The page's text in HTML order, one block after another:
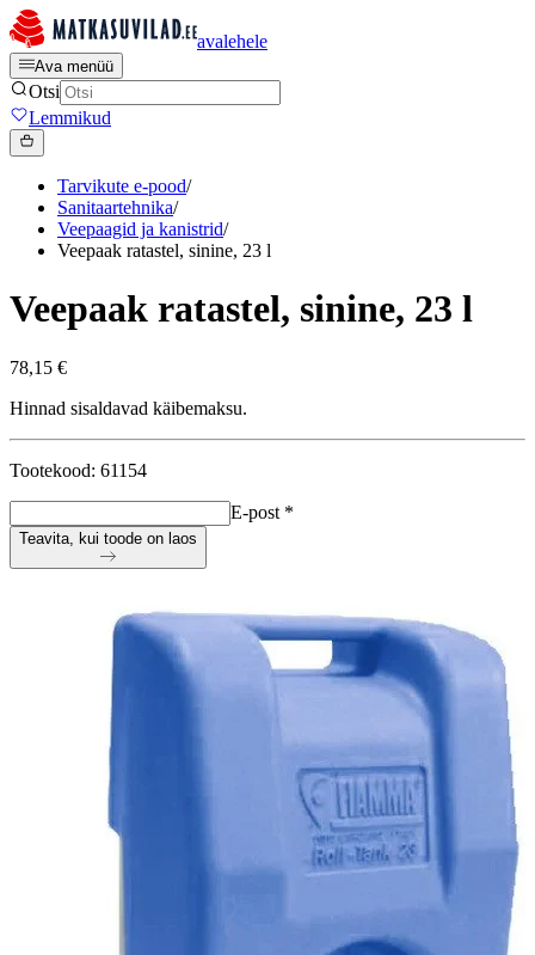
avalehele
Ava menüü
Otsi
Lemmikud
Tarvikute e-pood/
Sanitaartehnika/
Veepaagid ja kanistrid/
Veepaak ratastel, sinine, 23 l
Veepaak ratastel, sinine, 23 l
78,15 €
Hinnad sisaldavad käibemaksu.
Tootekood: 61154
E-post *
Teavita, kui toode on laos